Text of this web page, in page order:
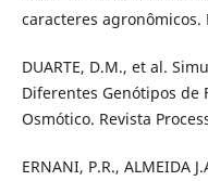
caracteres agronômicos.
DUARTE, D.M., et al.
Diferentes Genótipos de
Osmótico. Revista
ERNANI, P.R., ALMEIDA